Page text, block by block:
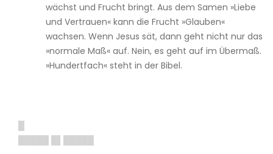
wächst und Frucht bringt. Aus dem Samen »Liebe
und Vertrauen« kann die Frucht »Glauben«
wachsen. Wenn Jesus sät, dann geht nicht nur das
»normale Maß« auf. Nein, es geht auf im Übermaß.
»Hundertfach« steht in der Bibel.